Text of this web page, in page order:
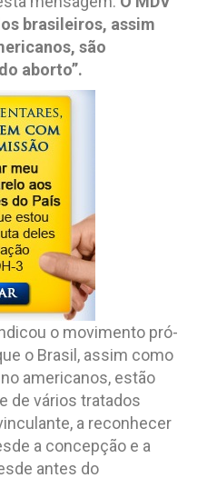
brasileiros, assim
são
aborto”.
o movimento pró-
o Brasil, assim como
americanos, estão
de vários tratados
a reconhecer
a concepção e a
antes do